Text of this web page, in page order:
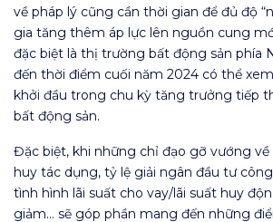
về pháp lý cũng cần thời gian để đủ độ
gia tăng thêm áp lực lên nguồn cung
đặc biệt là thị trường bất động sản phía
đến thời điểm cuối năm 2024 có thể
khởi đầu trong chu kỳ tăng trưởng tiếp
bất động sản.
Đặc biệt, khi những chỉ đạo gỡ vướng về
huy tác dụng, tỷ lệ giải ngân đầu tư
tình hình lãi suất cho vay/lãi suất huy
giảm… sẽ góp phần mang đến những